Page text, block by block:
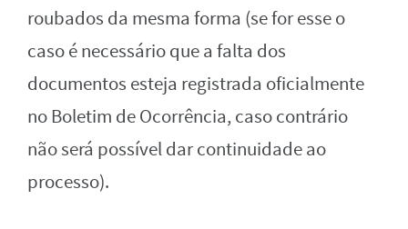
roubados da mesma forma (se for esse o
caso é necessário que a falta dos
documentos esteja registrada oficialmente
no Boletim de Ocorrência, caso contrário
não será possível dar continuidade ao
processo).